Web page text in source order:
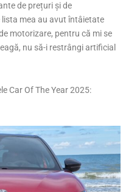
de prețuri și de
mea au avut întâietate
motorizare, pentru că mi se
nu să-i restrângi artificial
Car Of The Year 2025: